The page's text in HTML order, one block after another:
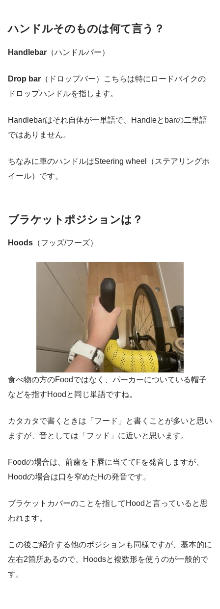
ハンドルそのものは何て言う？
Handlebar （ハンドルバー）
Drop bar （ドロップバー）こちらは特にロードバイクの
ドロップハンドルを指します。
Handlebarはそれ自体が一単語で、Handleとbarの二単語
ではありません。
ちなみに車のハンドルはSteering wheel（ステアリングホ
イール）です。
ブラケットポジションは？
Hoods （フッズ/フーズ）
食べ物の方のFoodではなく、パーカーについている帽子
などを指すHoodと同じ単語ですね。
カタカタで書くときは「フード」と書くことが多いと思い
ますが、音としては「フッド」に近いと思います。
Foodの場合は、前歯を下唇に当ててFを発音しますが、
Hoodの場合は口を窄めたHの発音です。
ブラケットカバーのことを指してHoodと言っていると思
われます。
この後ご紹介する他のポジションも同様ですが、基本的に
左右2箇所あるので、Hoodsと複数形を使うのが一般的で
す。